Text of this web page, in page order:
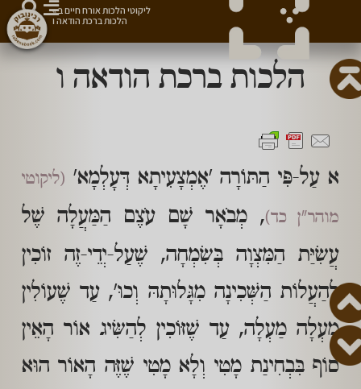
הלכות ברכת הודאה ו
א עַל-פִּי הַתּוֹרָה 'אֶמְצָעִיתָא דְּעָלְמָא' (ליקוטי
מוהר"ן כד), מְבֹאָר שָׁם עֹצֶם הַמַּעֲלָה שֶׁל
עֲשִׂיַּת הַמִּצְוָה בְּשִׂמְחָה, שֶׁעַל-יְדֵי-זֶה זוֹכִין
לְהַעֲלוֹת הַשְּׁכִינָה מִגָּלוּתָהּ וְכוּ', עַד שֶׁעוֹלִין
מַעְלָה מַעְלָה, עַד שֶׁזּוֹכִין לְהַשִּׂיג אוֹר הָאֵין
סוֹף בִּבְחִינַת מָטִי וְלָא מָטִי שֶׁזֶּה הָאוֹר הוּא
ליקוטי הלכות אורח חיים ב»
הלכות ברכת הודאה ו